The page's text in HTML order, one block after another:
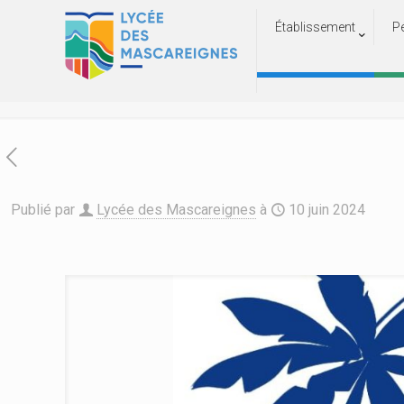
Établissement
Publié par Lycée des Mascareignes à 10 juin 2024